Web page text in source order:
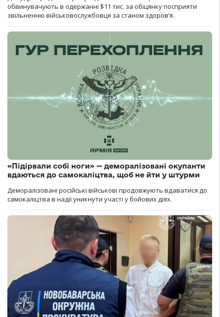
обвинувачують в одержанні $11 тис. за обіцянку посприяти
звільненню військовослужбовця за станом здоров’я.
«Підірвали собі ноги» — деморалізовані окупанти
вдаються до самокаліцтва, щоб не йти у штурми
Деморалізовані російські військові продовжують вдаватися до
самокаліцтва в надії уникнути участі у бойових діях.